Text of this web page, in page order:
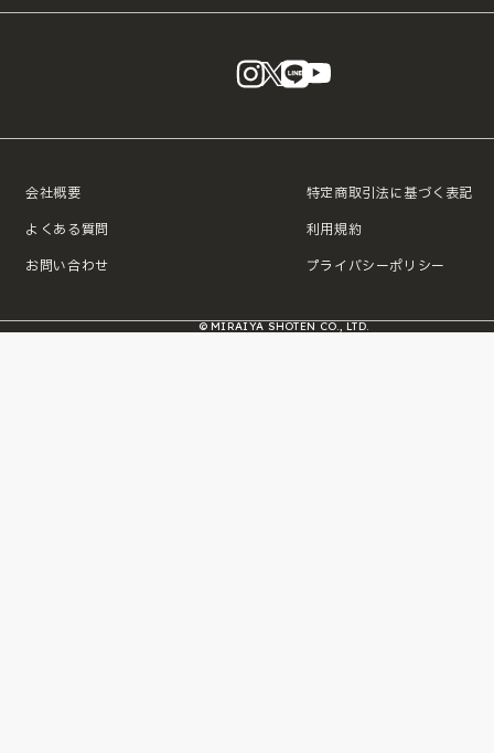
instagram
X LINE
会社概要
よくある質問
お問い合わせ
特定商取引法に基づく表記
利用規約
プライバシーポリシー
© MIRAIYA SHOTEN CO., LTD.